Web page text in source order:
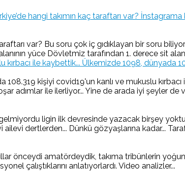
İnstagrama
var? Bu soru çok iç gıdıklayan bir soru
yüce Dövletmiz tarafından 1. derece sit
Ülkemizde 1098, dünyada
kişiyi covid19'un kanlı ve mukuslu
adımlar ile ilerliyor... Yine de arada iyi şeyler de
ligin ilk devresinde yazacak birşey
dertlerden... Dünkü gözyaşlarına kadar...
önceydi amatördeydik, takıma tribünlerin
çalıştıklarını anlatıyorlardı. Video analizler...